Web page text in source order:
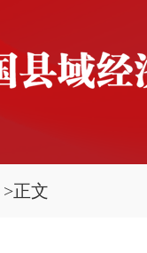
>正文